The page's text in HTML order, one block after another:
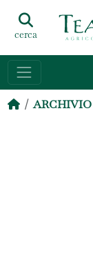
cerca
ARCHIVIO